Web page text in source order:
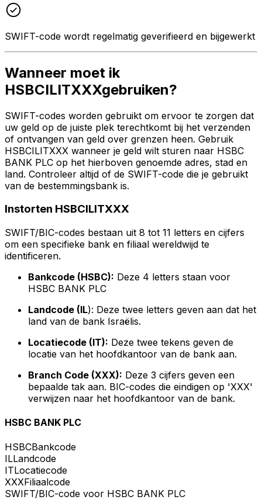
SWIFT-code wordt regelmatig geverifieerd en bijgewerkt
Wanneer moet ik
HSBCILITXXXgebruiken?
SWIFT-codes worden gebruikt om ervoor te zorgen dat
uw geld op de juiste plek terechtkomt bij het verzenden
of ontvangen van geld over grenzen heen. Gebruik
HSBCILITXXX wanneer je geld wilt sturen naar HSBC
BANK PLC op het hierboven genoemde adres, stad en
land. Controleer altijd of de SWIFT-code die je gebruikt
van de bestemmingsbank is.
Instorten HSBCILITXXX
SWIFT/BIC-codes bestaan uit 8 tot 11 letters en cijfers
om een specifieke bank en filiaal wereldwijd te
identificeren.
Bankcode (HSBC): Deze 4 letters staan voor
HSBC BANK PLC
Landcode (IL): Deze twee letters geven aan dat het
land van de bank Israëlis.
Locatiecode (IT): Deze twee tekens geven de
locatie van het hoofdkantoor van de bank aan.
Branch Code (XXX): Deze 3 cijfers geven een
bepaalde tak aan. BIC-codes die eindigen op 'XXX'
verwijzen naar het hoofdkantoor van de bank.
HSBC BANK PLC
HSBCBankcode
ILLandcode
ITLocatiecode
XXXFiliaalcode
SWIFT/BIC-code voor HSBC BANK PLC